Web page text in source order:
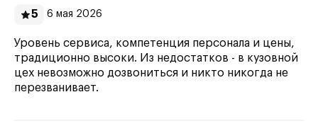
5
6 мая 2026
Уровень сервиса, компетенция персонала и цены,
традиционно высоки. Из недостатков - в кузовной
цех невозможно дозвониться и никто никогда не
перезванивает.